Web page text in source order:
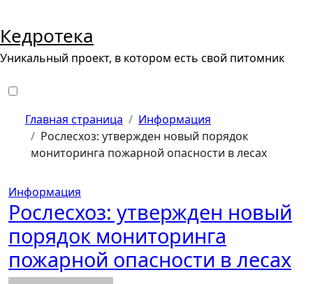
содержанию
Кедротека
Уникальный проект, в котором есть свой питомник
Главная страница
Информация
Рослесхоз: утвержден новый порядок
мониторинга пожарной опасности в лесах
Информация
Рослесхоз: утвержден новый
порядок мониторинга
пожарной опасности в лесах